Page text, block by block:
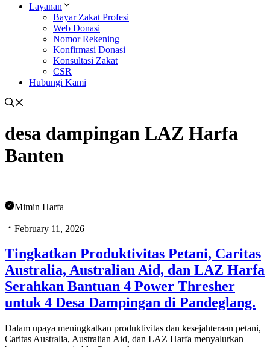
Layanan
Bayar Zakat Profesi
Web Donasi
Nomor Rekening
Konfirmasi Donasi
Konsultasi Zakat
CSR
Hubungi Kami
desa dampingan LAZ Harfa
Banten
Mimin Harfa
February 11, 2026
Tingkatkan Produktivitas Petani, Caritas
Australia, Australian Aid, dan LAZ Harfa
Serahkan Bantuan 4 Power Thresher
untuk 4 Desa Dampingan di Pandeglang.
Dalam upaya meningkatkan produktivitas dan kesejahteraan petani,
Caritas Australia, Australian Aid, dan LAZ Harfa menyalurkan